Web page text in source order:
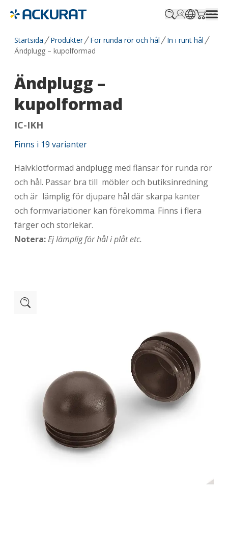
Startsida Produkter För runda rör och hål
In i runt hål
Ändplugg – kupolformad
Ändplugg –
kupolformad
IC-IKH
Finns i 19 varianter
Halvklotformad ändplugg med flänsar för runda rör
och hål. Passar bra till möbler och butiksinredning
och är lämplig för djupare hål där skarpa kanter
och formvariationer kan förekomma. Finns i flera
färger och storlekar.
Notera:Ej lämplig för hål i plåt etc.